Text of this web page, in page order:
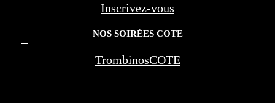
Inscrivez-vous
NOS SOIRÉES COTE
TrombinosCOTE